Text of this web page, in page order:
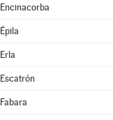
Encinacorba
Épila
Erla
Escatrón
Fabara